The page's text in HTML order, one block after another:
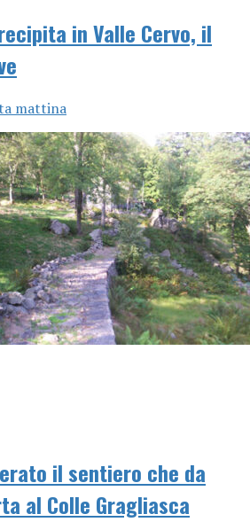
in Valle Cervo, il
mattina
il sentiero che da
al Colle Gragliasca